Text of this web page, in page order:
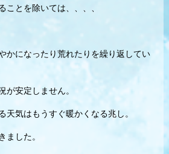
ことを除いては、、、、
かになったり荒れたりを繰り返してい
が安定しません。
天気はもうすぐ暖かくなる兆し。
ました。